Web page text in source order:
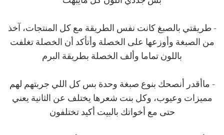
- طريقتي بالصبغ كانت نفس الطريقة مع كل المنتجات، آخذ
من الصبغة وأوزعها على الخصلة وأتأكد أن الخصلة تغلفت
باللون تماما وألف الخصلة بطريقة البرم
- ماأقدر أنصحك بنوع صبغة وحدة بس كل اللي جربتهم لهم
مميزات وعيوب، وكل بنت شعرها يختلف عن الثانية يعني
حتى مع أخواتك بالبيت أكيد تختلفون